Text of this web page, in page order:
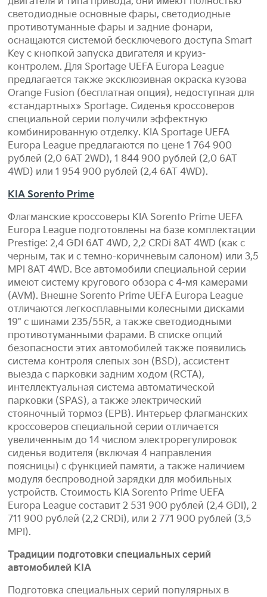
светодиодные основные фары, светодиодные
противотуманные фары и задние фонари,
оснащаются системой бесключевого доступа Smart
Key с кнопкой запуска двигателя и круиз-
контролем. Для Sportage UEFA Europa League
предлагается также эксклюзивная окраска кузова
Orange Fusion (бесплатная опция), недоступная для
«стандартных» Sportage. Сиденья кроссоверов
специальной серии получили эффектную
комбинированную отделку. KIA Sportage UEFA
Europa League предлагаются по цене 1 764 900
рублей (2,0 6AT 2WD), 1 844 900 рублей (2,0 6AT
4WD) или 1 954 900 рублей (2,4 6AT 4WD).
KIA Sorento Prime
Флагманские кроссоверы KIA Sorento Prime UEFA
Europa League подготовлены на базе комплектации
Prestige: 2,4 GDI 6AT 4WD, 2,2 CRDi 8AT 4WD (как с
черным, так и с темно-коричневым салоном) или 3,5
MPI 8AT 4WD. Все автомобили специальной серии
имеют систему кругового обзора с 4-мя камерами
(AVM). Внешне Sorento Prime UEFA Europa League
отличаются легкосплавными колесными дисками
19" с шинами 235/55R, а также светодиодными
противотуманными фарами. В списке опций
безопасности этих автомобилей также появились
система контроля слепых зон (BSD), ассистент
выезда с парковки задним ходом (RCTA),
интеллектуальная система автоматической
парковки (SPAS), а также электрический
стояночный тормоз (EPB). Интерьер флагманских
кроссоверов специальной серии отличается
увеличенным до 14 числом электрорегулировок
сиденья водителя (включая 4 направления
поясницы) с функцией памяти, а также наличием
модуля беспроводной зарядки для мобильных
устройств. Стоимость KIA Sorento Prime UEFA
Europa League составит 2 531 900 рублей (2,4 GDI), 2
711 900 рублей (2,2 CRDi), или 2 771 900 рублей (3,5
MPI).
Традиции подготовки специальных серий
автомобилей KIA
Подготовка специальных серий популярных в